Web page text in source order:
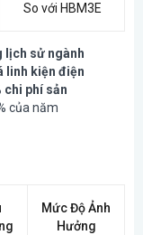
So với HBM3E
lịch sử ngành
linh kiện điện
chi phí sản
của năm
Mức Độ Ảnh
Hưởng